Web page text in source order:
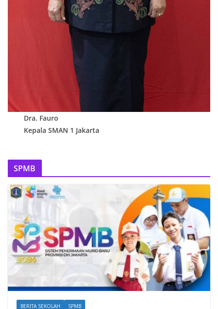
Dra. Fauro
Kepala SMAN 1 Jakarta
SPMB
BERITA SEKOLAH SPMB